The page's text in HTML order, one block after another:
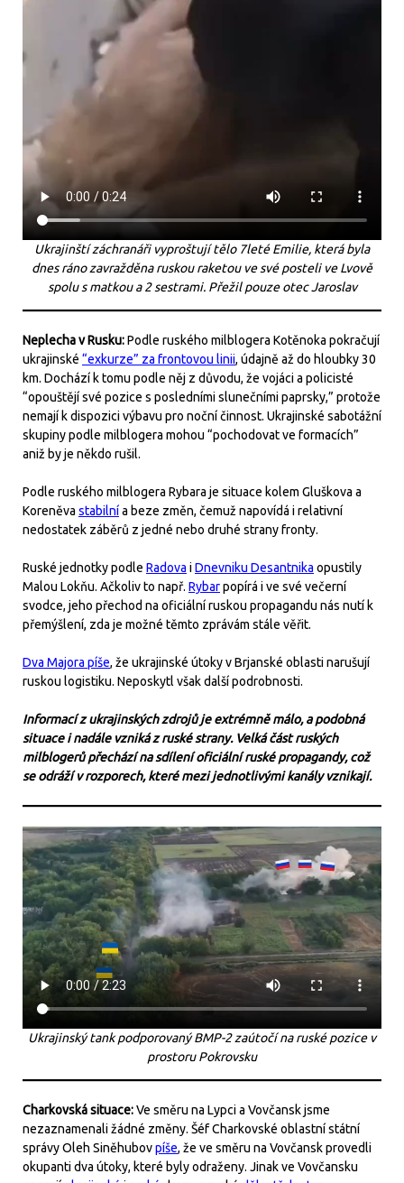
Ukrajinští záchranáři vyproštují tělo 7leté Emilie, která byla
dnes ráno zavražděna ruskou raketou ve své posteli ve Lvově
spolu s matkou a 2 sestrami. Přežil pouze otec Jaroslav
Neplecha v Rusku:Podle ruského milblogera Kotěnoka pokračují
ukrajinské “exkurze” za frontovou linii, údajně až do hloubky 30
km. Dochází k tomu podle něj z důvodu, že vojáci a policisté
“opouštějí své pozice s posledními slunečními paprsky,” protože
nemají k dispozici výbavu pro noční činnost. Ukrajinské sabotážní
skupiny podle milblogera mohou “pochodovat ve formacích”
aniž by je někdo rušil.
Podle ruského milblogera Rybara je situace kolem Gluškova a
Koreněva stabilnía beze změn, čemuž napovídá i relativní
nedostatek záběrů z jedné nebo druhé strany fronty.
Ruské jednotky podle Radova iDnevniku Desantnika opustily
Malou Lokňu. Ačkoliv to např. Rybarpopírá i ve své večerní
svodce, jeho přechod na oficiální ruskou propagandu nás nutí k
přemýšlení, zda je možné těmto zprávám stále věřit.
Dva Majora píše, že ukrajinské útoky v Brjanské oblasti narušují
ruskou logistiku. Neposkytl však další podrobnosti.
Informací z ukrajinských zdrojů je extrémně málo, a podobná
situace i nadále vzniká z ruské strany. Velká část ruských
milblogerů přechází na sdílení oficiální ruské propagandy, což
se odráží v rozporech, které mezi jednotlivými kanály vznikají.
Ukrajinský tank podporovaný BMP-2 zaútočí na ruské pozice v
prostoru Pokrovsku
Charkovská situace:Ve směru na Lypci a Vovčansk jsme
nezaznamenali žádné změny. Šéf Charkovské oblastní státní
správy Oleh Siněhubovpíše, že ve směru na Vovčansk provedli
okupanti dva útoky, které byly odraženy. Jinak ve Vovčansku